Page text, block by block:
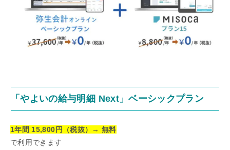
「やよいの給与明細 Next」ベーシックプラン
1年間 15,800 円（税抜）→ 無料
で利用できます